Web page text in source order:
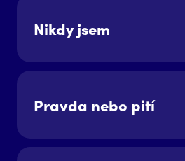
Nikdy jsem
Pravda nebo pití